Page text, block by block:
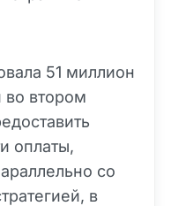
51 миллион
во втором
оплаты,
со
в